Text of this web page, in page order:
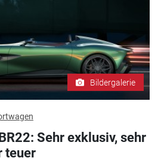
Bildergalerie
Sehr exklusiv, sehr
teuer